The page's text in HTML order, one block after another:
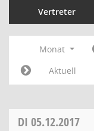
Vertreter
Monat
Aktuell
DI 05.12.2017